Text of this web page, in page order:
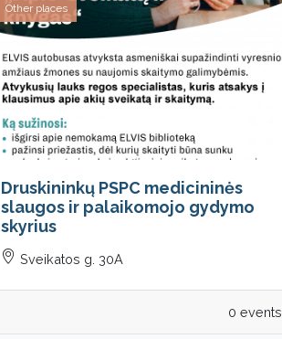
Other places
Druskininkų PSPC medicininės
slaugos ir palaikomojo gydymo
skyrius
Sveikatos g. 30A
0 events